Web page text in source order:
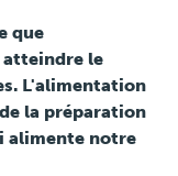
que
atteindre le
L'alimentation
de la préparation
alimente notre